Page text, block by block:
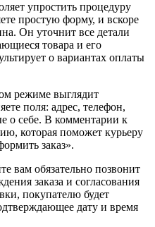
упростить процедуру
простую форму, и вскоре
Он уточнит все детали
товара и его
о вариантах оплаты
режиме выглядит
поля: адрес, телефон,
о себе. В комментарии к
которая поможет курьеру
заказ».
вам обязательно позвонит
заказа и согласования
покупателю будет
дату и время